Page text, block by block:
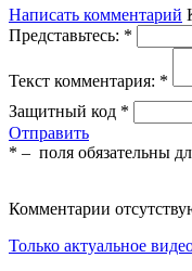
Написать комментарий
Представьтесь: *
Текст комментария: *
Защитный код *
Отправить
* – поля обязательны
Комментарии
Только актуальное